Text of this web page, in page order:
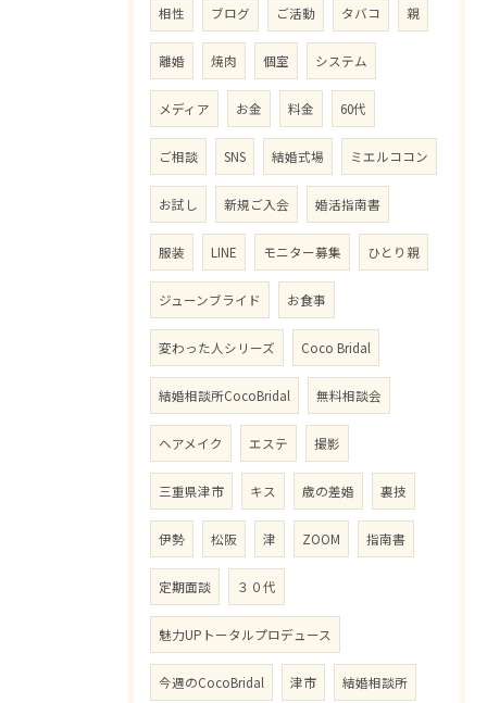
相性 ブログ ご活動 タバコ 親
離婚 焼肉 個室 システム
メディア お金 料金 60代
ご相談 SNS 結婚式場 ミエルココン
お試し 新規ご入会 婚活指南書
服装 LINE モニター募集 ひとり親
ジューンブライド お食事
変わった人シリーズ Coco Bridal
結婚相談所CocoBridal 無料相談会
ヘアメイク エステ 撮影
三重県津市 キス 歳の差婚 裏技
伊勢 松阪 津 ZOOM 指南書
定期面談 ３０代
魅力UPトータルプロデュース
今週のCocoBridal 津市 結婚相談所